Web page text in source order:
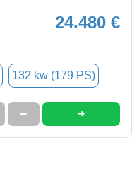
24.480 €
132 kw (179 PS)
➦ ➜